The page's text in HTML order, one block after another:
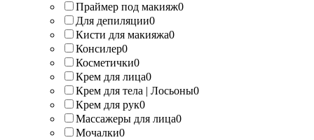
Праймер под макияж0
Для депиляции0
Кисти для макияжа0
Консилер0
Косметички0
Крем для лица0
Крем для тела | Лосьоны0
Крем для рук0
Массажеры для лица0
Мочалки0